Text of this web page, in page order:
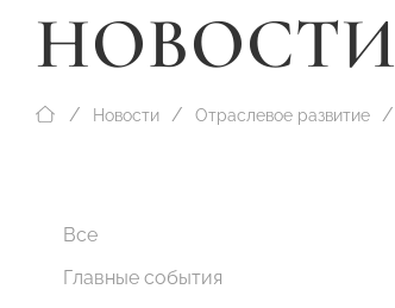
НОВОСТИ
Новости Отраслевое развитие
Все
Главные события